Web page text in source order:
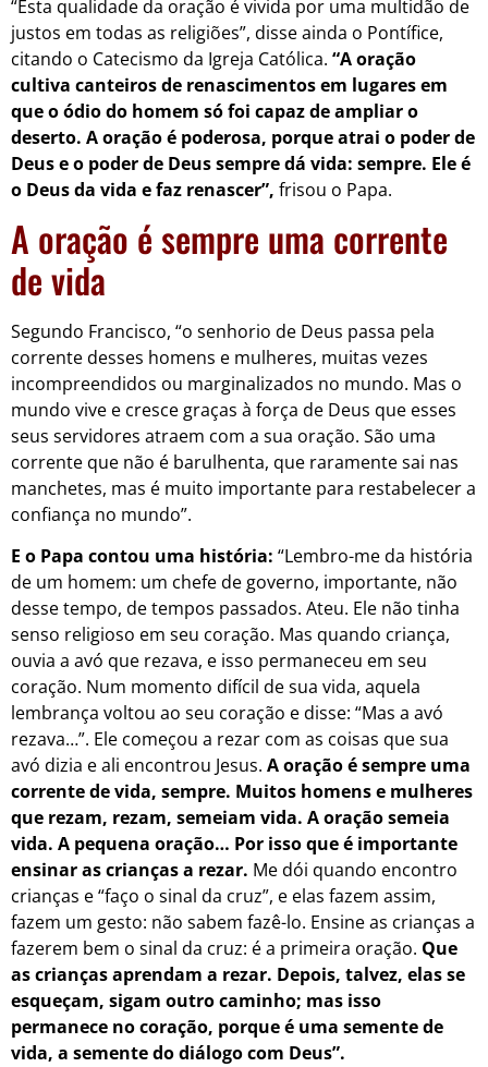
“Esta qualidade da oração é vivida por uma multidão de
justos em todas as religiões”, disse ainda o Pontífice,
citando o Catecismo da Igreja Católica. “A oração
cultiva canteiros de renascimentos em lugares em
que o ódio do homem só foi capaz de ampliar o
deserto. A oração é poderosa, porque atrai o poder de
Deus e o poder de Deus sempre dá vida: sempre. Ele é
o Deus da vida e faz renascer”, frisou o Papa.
A oração é sempre uma corrente
de vida
Segundo Francisco, “o senhorio de Deus passa pela
corrente desses homens e mulheres, muitas vezes
incompreendidos ou marginalizados no mundo. Mas o
mundo vive e cresce graças à força de Deus que esses
seus servidores atraem com a sua oração. São uma
corrente que não é barulhenta, que raramente sai nas
manchetes, mas é muito importante para restabelecer a
confiança no mundo”.
E o Papa contou uma história: “Lembro-me da história
de um homem: um chefe de governo, importante, não
desse tempo, de tempos passados. Ateu. Ele não tinha
senso religioso em seu coração. Mas quando criança,
ouvia a avó que rezava, e isso permaneceu em seu
coração. Num momento difícil de sua vida, aquela
lembrança voltou ao seu coração e disse: “Mas a avó
rezava…”. Ele começou a rezar com as coisas que sua
avó dizia e ali encontrou Jesus. A oração é sempre uma
corrente de vida, sempre. Muitos homens e mulheres
que rezam, rezam, semeiam vida. A oração semeia
vida. A pequena oração… Por isso que é importante
ensinar as crianças a rezar. Me dói quando encontro
crianças e “faço o sinal da cruz”, e elas fazem assim,
fazem um gesto: não sabem fazê-lo. Ensine as crianças a
fazerem bem o sinal da cruz: é a primeira oração. Que
as crianças aprendam a rezar. Depois, talvez, elas se
esqueçam, sigam outro caminho; mas isso
permanece no coração, porque é uma semente de
vida, a semente do diálogo com Deus”.